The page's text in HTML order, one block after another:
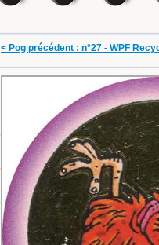
< Pog précédent : n°27 - WPF